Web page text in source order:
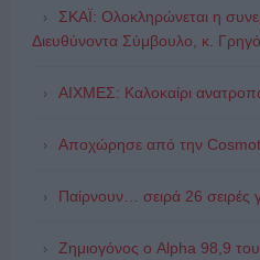
ΣΚΑΪ: Ολοκληρώνεται η
Διευθύνοντα Σύμβουλο, κ.
ΑΙΧΜΕΣ: Καλοκαίρι
Αποχώρησε από την
Παίρνουν… σειρά 26 σειρές
Ζημιογόνος ο Alpha 98,9